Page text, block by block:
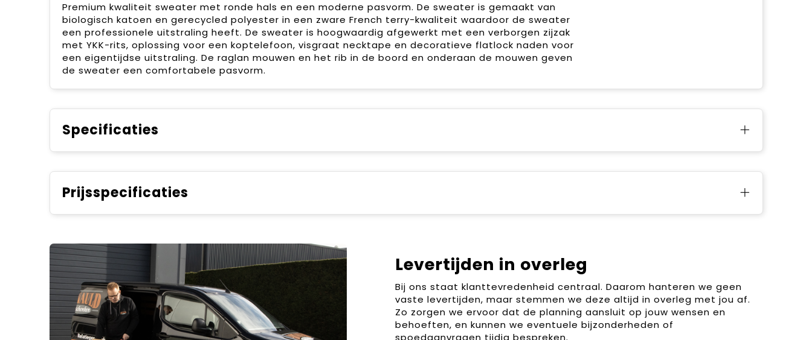
Premium kwaliteit sweater met ronde hals en een moderne pasvorm. De sweater is gemaakt van
biologisch katoen en gerecycled polyester in een zware French terry-kwaliteit waardoor de sweater
een professionele uitstraling heeft. De sweater is hoogwaardig afgewerkt met een verborgen zijzak
met YKK-rits, oplossing voor een koptelefoon, visgraat necktape en decoratieve flatlock naden voor
een eigentijdse uitstraling. De raglan mouwen en het rib in de boord en onderaan de mouwen geven
de sweater een comfortabele pasvorm.
Specificaties
Prijsspecificaties
Levertijden in overleg
Bij ons staat klanttevredenheid centraal. Daarom hanteren we geen
vaste levertijden, maar stemmen we deze altijd in overleg met jou af.
Zo zorgen we ervoor dat de planning aansluit op jouw wensen en
behoeften, en kunnen we eventuele bijzonderheden of
spoedaanvragen tijdig bespreken.